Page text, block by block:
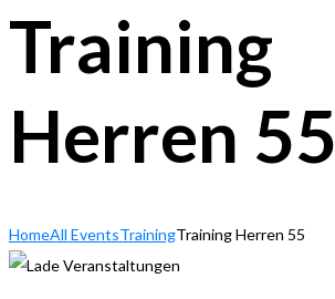
Training
Herren 55
HomeAll EventsTrainingTraining Herren 55